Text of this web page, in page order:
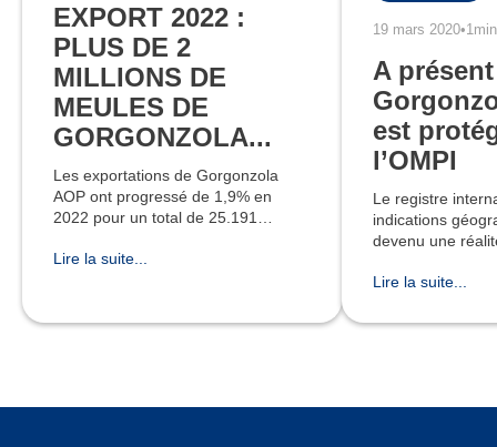
EXPORT 2022 :
PLUS DE 2
MILLIONS DE
MEULES DE
GORGONZOLA...
Les exportations de Gorgonzola
AOP ont progressé de 1,9% en
2022 pour un total de 25.191
exportées, avec une augmentation
Lire la suite...
19 mars 2020•1min
A
est
l’OMPI
Le registre
indications
devenu une réalité. Le 26
appellations
l’OMPI
Lire la suite...